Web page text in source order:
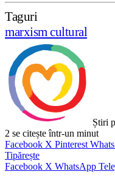
Taguri
marxism cultural
Știri
2 se citește într-un minut
Facebook X Pinterest
Tipărește
Facebook X WhatsApp